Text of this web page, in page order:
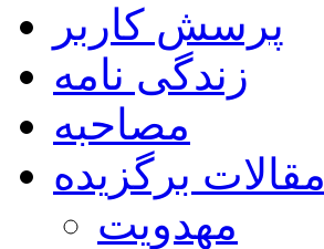
پرسش کاربر
زندگی نامه
مصاحبه
مقالات برگزیده
مهدویت